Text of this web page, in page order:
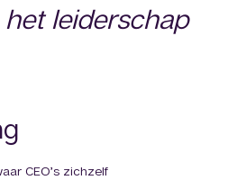
het leiderschap
CEO’s zichzelf